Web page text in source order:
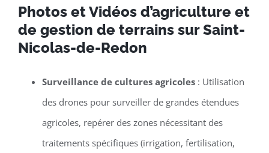
Photos et Vidéos d’agriculture et
de gestion de terrains sur Saint-
Nicolas-de-Redon
Surveillance de cultures agricoles: Utilisation
des drones pour surveiller de grandes étendues
agricoles, repérer des zones nécessitant des
traitements spécifiques (irrigation, fertilisation,